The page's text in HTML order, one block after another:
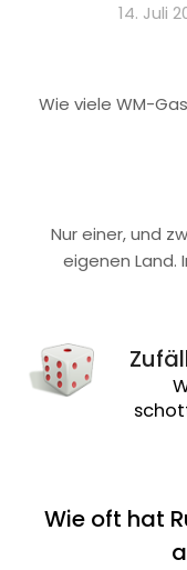
14. Juli
Wie viele WM-
Nur einer, und
eigenen Land.
Wie oft hat